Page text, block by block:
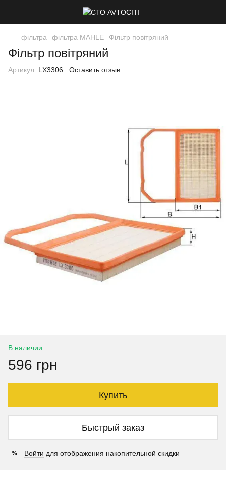
фільтра фільтра MAHLE Фільтр повітряний
Фільтр повітряний
Артикул: LX3306 Оставить отзыв
В наличии
596 грн
Купить
Быстрый заказ
% Войти для отображения накопительной скидки